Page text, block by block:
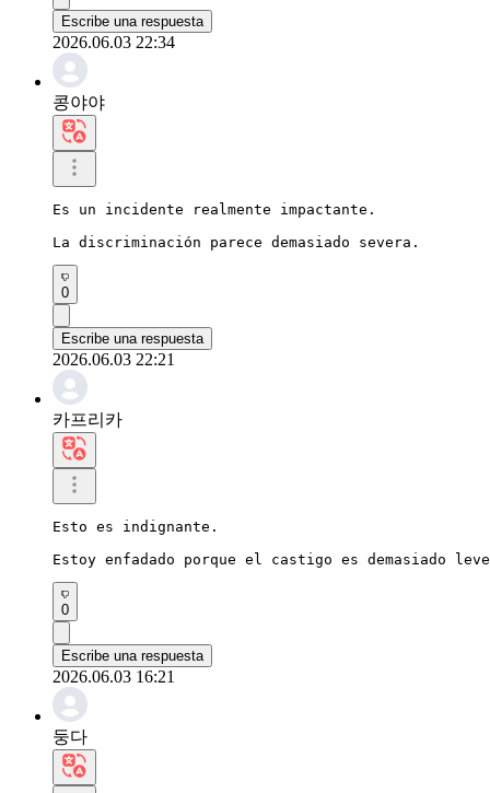
Escribe una respuesta
2026.06.03 22:34
콩야야
Es un incidente realmente impactante.
La discriminación parece demasiado severa.
0
Escribe una respuesta
2026.06.03 22:21
카프리카
Esto es indignante.
Estoy enfadado porque el castigo es demasiado
0
Escribe una respuesta
2026.06.03 16:21
둥다